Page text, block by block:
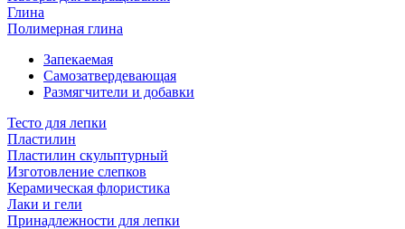
Глина
Полимерная глина
Запекаемая
Самозатвердевающая
Размягчители и добавки
Тесто для лепки
Пластилин
Пластилин скульптурный
Изготовление слепков
Керамическая флористика
Лаки и гели
Принадлежности для лепки